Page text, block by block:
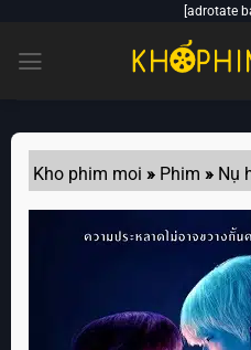
content
[adrotate
Kho phim moi » Phim » Nụ